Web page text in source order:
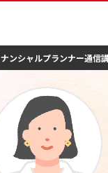
ンシャルプランナー通信